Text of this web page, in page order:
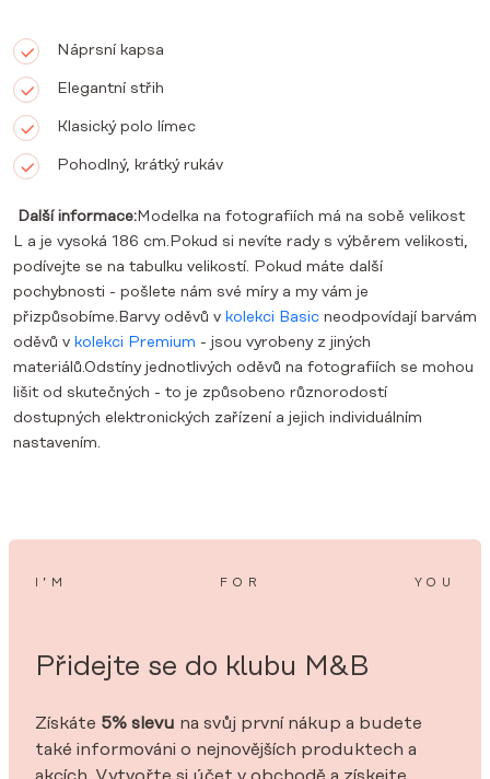
Náprsní kapsa
Elegantní střih
Klasický polo límec
Pohodlný, krátký rukáv
Další informace:Modelka na fotografiích má na sobě velikost
L a je vysoká 186 cm.Pokud si nevíte rady s výběrem velikosti,
podívejte se na tabulku velikostí. Pokud máte další
pochybnosti - pošlete nám své míry a my vám je
přizpůsobíme.Barvy oděvů v kolekci Basic neodpovídají barvám
oděvů v kolekci Premium - jsou vyrobeny z jiných
materiálů.Odstíny jednotlivých oděvů na fotografiích se mohou
lišit od skutečných - to je způsobeno různorodostí
dostupných elektronických zařízení a jejich individuálním
nastavením.
I’M FOR YOU
Přidejte se do klubu M&B
Získáte 5% slevu na svůj první nákup a budete
také informováni o nejnovějších produktech a